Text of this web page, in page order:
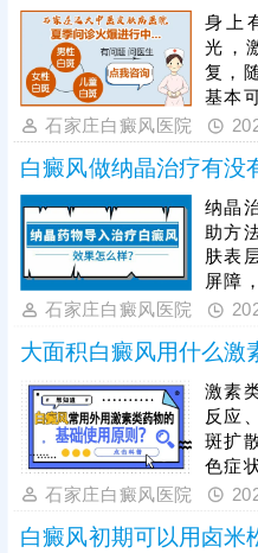
能快
白癜
光治
剂量
断，
身上
光，
复，
基本
治白
以恒
转。
效，
疗方
情，
石家庄白癜风医院
白癜风做纳晶治疗有没
纳晶
助方
肤表
屏障
位的
据自
展治
整体
方案
308
同作
缩短
石家庄白癜风医院
大面积白癜风用什么激
激素
反应
斑扩
色症
的激
药种
石家庄白癜风医院
白癜风初期可以用卤米